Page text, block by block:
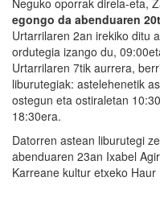
egongo da abenduaren
Urtarrilaren 2an irekiko ditu
ordutegia izango du,
Urtarrilaren 7tik aurrera,
liburutegiak: astelehenetik
ostegun eta ostiraletan
18:30era.
Datorren astean liburutegi
abenduaren 23an Ixabel
Karreane kultur etxeko